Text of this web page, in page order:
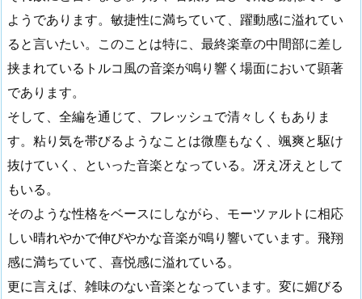
ようであります。敏捷性に満ちていて、躍動感に溢れてい
ると言いたい。このことは特に、最終楽章の中間部に差し
挟まれているトルコ風の音楽が鳴り響く場面において顕著
であります。
そして、全編を通じて、フレッシュで清々しくもありま
す。粘り気を帯びるようなことは微塵もなく、颯爽と駆け
抜けていく、といった音楽となっている。冴え冴えとして
もいる。
そのような性格をベースにしながら、モーツァルトに相応
しい晴れやかで伸びやかな音楽が鳴り響いています。飛翔
感に満ちていて、喜悦感に溢れている。
更に言えば、雑味のない音楽となっています。変に媚びる